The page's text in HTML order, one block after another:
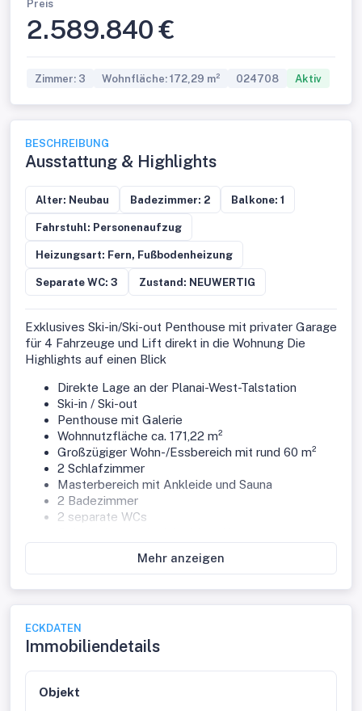
Preis
2.589.840 €
Zimmer: 3 Wohnfläche: 172,29 m² 024708 Aktiv
BESCHREIBUNG
Ausstattung & Highlights
Alter: Neubau Badezimmer: 2 Balkone: 1
Fahrstuhl: Personenaufzug
Heizungsart: Fern, Fußbodenheizung
Separate WC: 3 Zustand: NEUWERTIG
Exklusives Ski-in/Ski-out Penthouse mit privater Garage
für 4 Fahrzeuge und Lift direkt in die Wohnung Die
Highlights auf einen Blick
Direkte Lage an der Planai-West-Talstation
Ski-in / Ski-out
Penthouse mit Galerie
Wohnnutzfläche ca. 171,22 m²
Großzügiger Wohn-/Essbereich mit rund 60 m²
2 Schlafzimmer
Masterbereich mit Ankleide und Sauna
2 Badezimmer
2 separate WCs
Balkon ca. 5,07 m²
ins Penthouse
Kellerabteile
Fertigstellung voraussichtlich Dezember 2027
Mehr anzeigen
ECKDATEN
Immobiliendetails
Objekt